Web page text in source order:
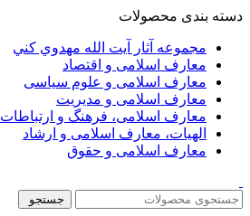
دسته بندی محصولات
مجموعه آثار آيت الله مهدوي كني
معارف اسلامی و اقتصاد
معارف اسلامی و علوم سیاسی
معارف اسلامی و مدیریت
معارف اسلامی، فرهنگ و ارتباطات
الهیات، معارف اسلامی و ارشاد
معارف اسلامی و حقوق
جستجو